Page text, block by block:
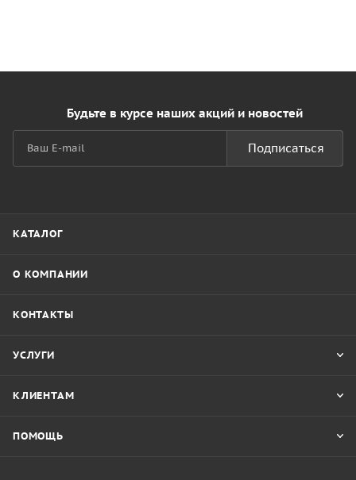
Будьте в курсе наших акций и новостей
Подписаться
КАТАЛОГ
О КОМПАНИИ
КОНТАКТЫ
УСЛУГИ
КЛИЕНТАМ
ПОМОЩЬ